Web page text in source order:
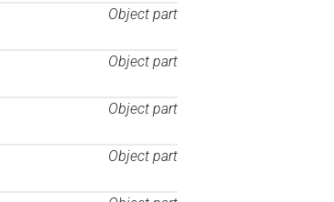
Object part
Object part
Object part
Object part